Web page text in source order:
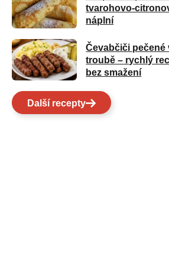
tvarohovo-
náplní
Čevabčiči pečené
troubě – rychlý
bez smažení
Další recepty